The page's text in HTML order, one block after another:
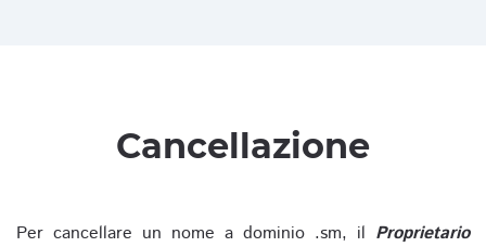
Cancellazione
Per cancellare un nome a dominio .sm, il Proprietario